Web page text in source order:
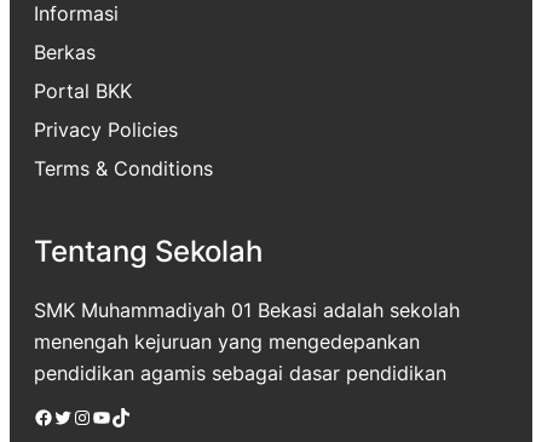
Informasi
Berkas
Portal BKK
Privacy Policies
Terms & Conditions
Tentang Sekolah
SMK Muhammadiyah 01 Bekasi adalah sekolah
menengah kejuruan yang mengedepankan
pendidikan agamis sebagai dasar pendidikan
Facebook Twitter Instagram YouTube TikTok